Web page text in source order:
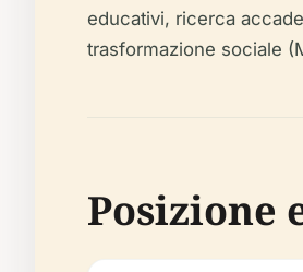
educativi, ricerca
trasformazione sociale
Posizione